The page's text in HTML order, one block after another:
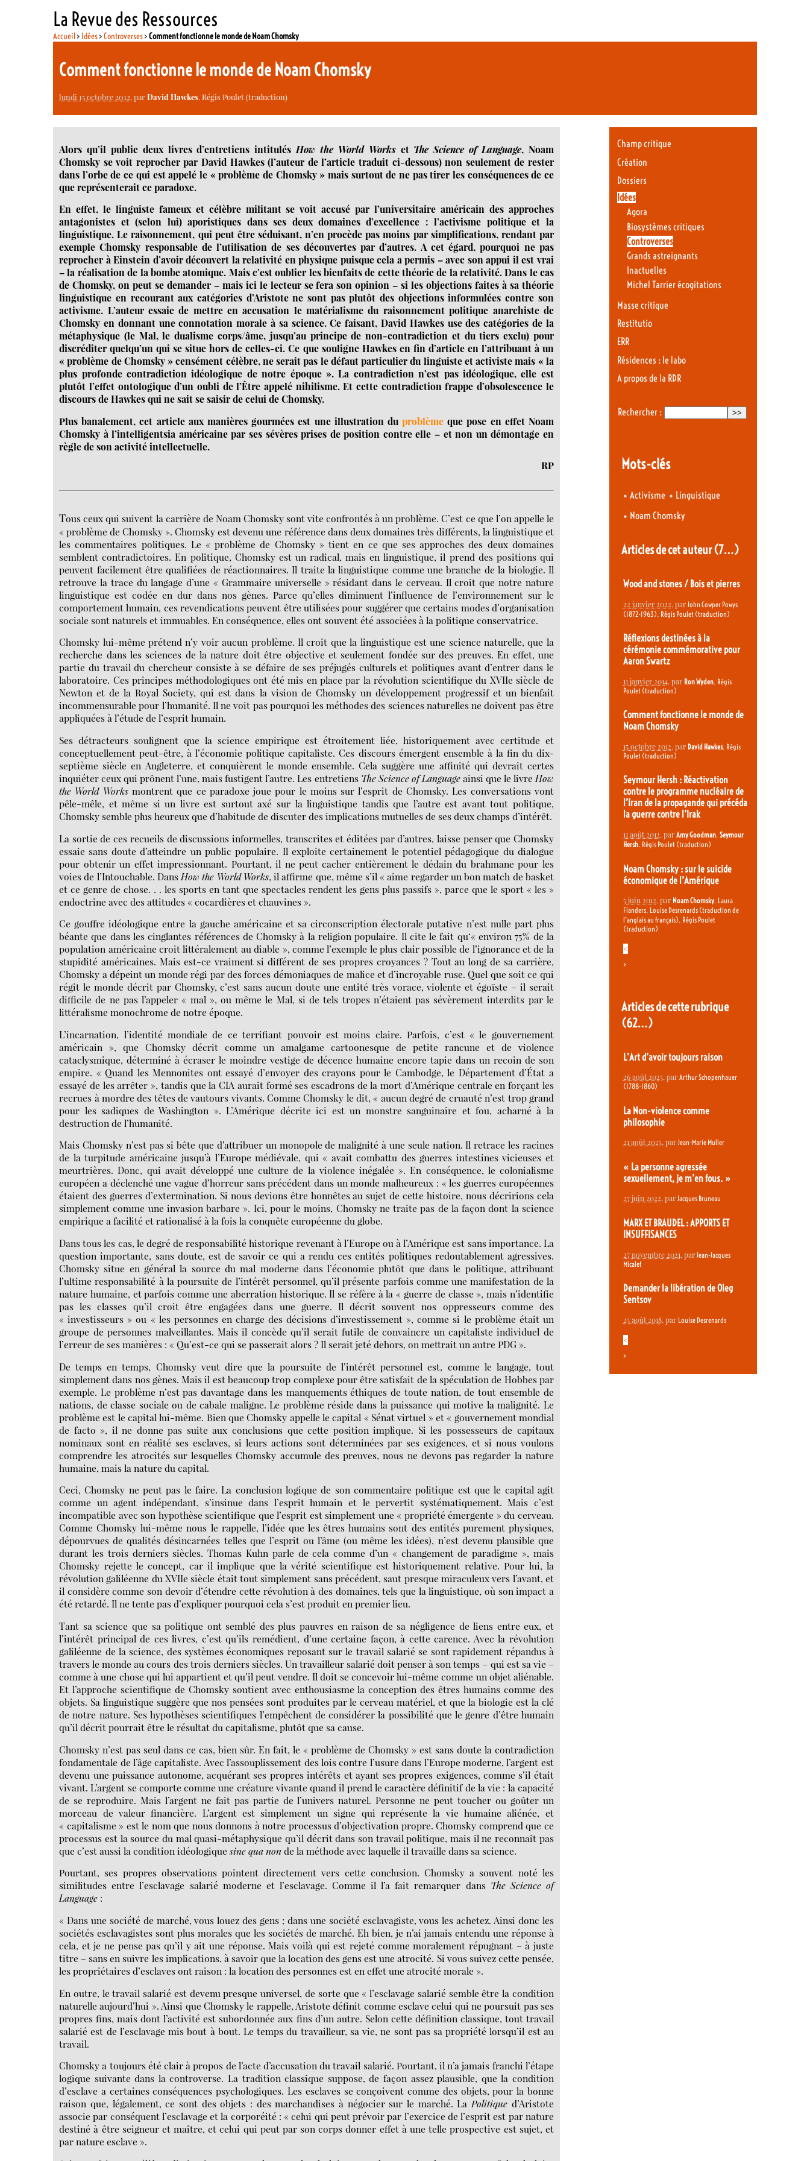
La Revue des Ressources
Accueil> Idées>Controverses>Comment fonctionne le monde de Noam Chomsky
Comment fonctionne le monde de Noam Chomsky
lundi 15 octobre 2012, parDavid Hawkes,Régis Poulet (traduction)
Alors qu’il publie deux livres d’entretiens intitulés How the World Workset The Science of Language, Noam
Chomsky se voit reprocher par David Hawkes (l’auteur de l’article traduit ci-dessous) non seulement de rester
dans l’orbe de ce qui est appelé le « problème de Chomsky » mais surtout de ne pas tirer les conséquences de ce
que représenterait ce paradoxe.
En effet, le linguiste fameux et célèbre militant se voit accusé par l’universitaire américain des approches
antagonistes et (selon lui) aporistiques dans ses deux domaines d’excellence : l’activisme politique et la
linguistique. Le raisonnement, qui peut être séduisant, n’en procède pas moins par simplifications, rendant par
exemple Chomsky responsable de l’utilisation de ses découvertes par d’autres. A cet égard, pourquoi ne pas
reprocher à Einstein d’avoir découvert la relativité en physique puisque cela a permis – avec son appui il est vrai
– la réalisation de la bombe atomique. Mais c’est oublier les bienfaits de cette théorie de la relativité. Dans le cas
de Chomsky, on peut se demander – mais ici le lecteur se fera son opinion – si les objections faites à sa théorie
linguistique en recourant aux catégories d’Aristote ne sont pas plutôt des objections informulées contre son
activisme. L’auteur essaie de mettre en accusation le matérialisme du raisonnement politique anarchiste de
Chomsky en donnant une connotation morale à sa science. Ce faisant, David Hawkes use des catégories de la
métaphysique (le Mal, le dualisme corps/âme, jusqu’au principe de non-contradiction et du tiers exclu) pour
discréditer quelqu’un qui se situe hors de celles-ci. Ce que souligne Hawkes en fin d’article en l’attribuant à un
« problème de Chomsky » censément célèbre, ne serait pas le défaut particulier du linguiste et activiste mais « la
plus profonde contradiction idéologique de notre époque ». La contradiction n’est pas idéologique, elle est
plutôt l’effet ontologique d’un oubli de l’Être appelé nihilisme. Et cette contradiction frappe d’obsolescence le
discours de Hawkes qui ne sait se saisir de celui de Chomsky.
Plus banalement, cet article aux manières gourmées est une illustration duproblème que pose en effet Noam
Chomsky à l’intelligentsia américaine par ses sévères prises de position contre elle – et non un démontage en
règle de son activité intellectuelle.
RP
Tous ceux qui suivent la carrière de Noam Chomsky sont vite confrontés à un problème. C’est ce que l’on appelle le
« problème de Chomsky ». Chomsky est devenu une référence dans deux domaines très différents, la linguistique et
les commentaires politiques. Le « problème de Chomsky » tient en ce que ses approches des deux domaines
semblent contradictoires. En politique, Chomsky est un radical, mais en linguistique, il prend des positions qui
peuvent facilement être qualifiées de réactionnaires. Il traite la linguistique comme une branche de la biologie. Il
retrouve la trace du langage d’une « Grammaire universelle » résidant dans le cerveau. Il croit que notre nature
linguistique est codée en dur dans nos gènes. Parce qu’elles diminuent l’influence de l’environnement sur le
comportement humain, ces revendications peuvent être utilisées pour suggérer que certains modes d’organisation
sociale sont naturels et immuables. En conséquence, elles ont souvent été associées à la politique conservatrice.
Chomsky lui-même prétend n’y voir aucun problème. Il croit que la linguistique est une science naturelle, que la
recherche dans les sciences de la nature doit être objective et seulement fondée sur des preuves. En effet, une
partie du travail du chercheur consiste à se défaire de ses préjugés culturels et politiques avant d’entrer dans le
laboratoire. Ces principes méthodologiques ont été mis en place par la révolution scientifique du XVIIe siècle de
Newton et de la Royal Society, qui est dans la vision de Chomsky un développement progressif et un bienfait
incommensurable pour l’humanité. Il ne voit pas pourquoi les méthodes des sciences naturelles ne doivent pas être
appliquées à l’étude de l’esprit humain.
Ses détracteurs soulignent que la science empirique est étroitement liée, historiquement avec certitude et
conceptuellement peut-être, à l’économie politique capitaliste. Ces discours émergent ensemble à la fin du dix-
septième siècle en Angleterre, et conquièrent le monde ensemble. Cela suggère une affinité qui devrait certes
inquiéter ceux qui prônent l’une, mais fustigent l’autre. Les entretiens The Science of Languageainsi que le livre How
the World Worksmontrent que ce paradoxe joue pour le moins sur l’esprit de Chomsky. Les conversations vont
pêle-mêle, et même si un livre est surtout axé sur la linguistique tandis que l’autre est avant tout politique,
Chomsky semble plus heureux que d’habitude de discuter des implications mutuelles de ses deux champs d’intérêt.
La sortie de ces recueils de discussions informelles, transcrites et éditées par d’autres, laisse penser que Chomsky
essaie sans doute d’atteindre un public populaire. Il exploite certainement le potentiel pédagogique du dialogue
pour obtenir un effet impressionnant. Pourtant, il ne peut cacher entièrement le dédain du brahmane pour les
voies de l’Intouchable. Dans How the World Works, il affirme que, même s’il « aime regarder un bon match de basket
et ce genre de chose. . . les sports en tant que spectacles rendent les gens plus passifs », parce que le sport « les »
endoctrine avec des attitudes « cocardières et chauvines ».
Ce gouffre idéologique entre la gauche américaine et sa circonscription électorale putative n’est nulle part plus
béante que dans les cinglantes références de Chomsky à la religion populaire. Il cite le fait qu‘« environ 75% de la
population américaine croit littéralement au diable », comme l’exemple le plus clair possible de l’ignorance et de la
stupidité américaines. Mais est-ce vraiment si différent de ses propres croyances ? Tout au long de sa carrière,
Chomsky a dépeint un monde régi par des forces démoniaques de malice et d’incroyable ruse. Quel que soit ce qui
régit le monde décrit par Chomsky, c’est sans aucun doute une entité très vorace, violente et égoïste – il serait
difficile de ne pas l’appeler « mal », ou même le Mal, si de tels tropes n’étaient pas sévèrement interdits par le
littéralisme monochrome de notre époque.
L’incarnation, l’identité mondiale de ce terrifiant pouvoir est moins claire. Parfois, c’est « le gouvernement
américain », que Chomsky décrit comme un amalgame cartoonesque de petite rancune et de violence
cataclysmique, déterminé à écraser le moindre vestige de décence humaine encore tapie dans un recoin de son
empire. « Quand les Mennonites ont essayé d’envoyer des crayons pour le Cambodge, le Département d’État a
essayé de les arrêter », tandis que la CIA aurait formé ses escadrons de la mort d’Amérique centrale en forçant les
recrues à mordre des têtes de vautours vivants. Comme Chomsky le dit, « aucun degré de cruauté n’est trop grand
pour les sadiques de Washington ». L’Amérique décrite ici est un monstre sanguinaire et fou, acharné à la
destruction de l’humanité.
Mais Chomsky n’est pas si bête que d’attribuer un monopole de malignité à une seule nation. Il retrace les racines
de la turpitude américaine jusqu’à l’Europe médiévale, qui « avait combattu des guerres intestines vicieuses et
meurtrières. Donc, qui avait développé une culture de la violence inégalée ». En conséquence, le colonialisme
européen a déclenché une vague d’horreur sans précédent dans un monde malheureux : « les guerres européennes
étaient des guerres d’extermination. Si nous devions être honnêtes au sujet de cette histoire, nous décririons cela
simplement comme une invasion barbare ». Ici, pour le moins, Chomsky ne traite pas de la façon dont la science
empirique a facilité et rationalisé à la fois la conquête européenne du globe.
Dans tous les cas, le degré de responsabilité historique revenant à l’Europe ou à l’Amérique est sans importance. La
question importante, sans doute, est de savoir ce qui a rendu ces entités politiques redoutablement agressives.
Chomsky situe en général la source du mal moderne dans l’économie plutôt que dans le politique, attribuant
l’ultime responsabilité à la poursuite de l’intérêt personnel, qu’il présente parfois comme une manifestation de la
nature humaine, et parfois comme une aberration historique. Il se réfère à la « guerre de classe », mais n’identifie
pas les classes qu’il croit être engagées dans une guerre. Il décrit souvent nos oppresseurs comme des
« investisseurs » ou « les personnes en charge des décisions d’investissement », comme si le problème était un
groupe de personnes malveillantes. Mais il concède qu’il serait futile de convaincre un capitaliste individuel de
l’erreur de ses manières : « Qu’est-ce qui se passerait alors ? Il serait jeté dehors, on mettrait un autre PDG ».
De temps en temps, Chomsky veut dire que la poursuite de l’intérêt personnel est, comme le langage, tout
simplement dans nos gènes. Mais il est beaucoup trop complexe pour être satisfait de la spéculation de Hobbes par
exemple. Le problème n’est pas davantage dans les manquements éthiques de toute nation, de tout ensemble de
nations, de classe sociale ou de cabale maligne. Le problème réside dans la puissance qui motive la malignité. Le
problème est le capital lui-même. Bien que Chomsky appelle le capital « Sénat virtuel » et « gouvernement mondial
de facto », il ne donne pas suite aux conclusions que cette position implique. Si les possesseurs de capitaux
nominaux sont en réalité ses esclaves, si leurs actions sont déterminées par ses exigences, et si nous voulons
comprendre les atrocités sur lesquelles Chomsky accumule des preuves, nous ne devons pas regarder la nature
humaine, mais la nature du capital.
Ceci, Chomsky ne peut pas le faire. La conclusion logique de son commentaire politique est que le capital agit
comme un agent indépendant, s’insinue dans l’esprit humain et le pervertit systématiquement. Mais c’est
incompatible avec son hypothèse scientifique que l’esprit est simplement une « propriété émergente » du cerveau.
Comme Chomsky lui-même nous le rappelle, l’idée que les êtres humains sont des entités purement physiques,
dépourvues de qualités désincarnées telles que l’esprit ou l’âme (ou même les idées), n’est devenu plausible que
durant les trois derniers siècles. Thomas Kuhn parle de cela comme d’un « changement de paradigme », mais
Chomsky rejette le concept, car il implique que la vérité scientifique est historiquement relative. Pour lui, la
révolution galiléenne du XVIIe siècle était tout simplement sans précédent, saut presque miraculeux vers l’avant, et
il considère comme son devoir d’étendre cette révolution à des domaines, tels que la linguistique, où son impact a
été retardé. Il ne tente pas d’expliquer pourquoi cela s’est produit en premier lieu.
Tant sa science que sa politique ont semblé des plus pauvres en raison de sa négligence de liens entre eux, et
l’intérêt principal de ces livres, c’est qu’ils remédient, d’une certaine façon, à cette carence. Avec la révolution
galiléenne de la science, des systèmes économiques reposant sur le travail salarié se sont rapidement répandus à
travers le monde au cours des trois derniers siècles. Un travailleur salarié doit penser à son temps – qui est sa vie –
comme à une chose qui lui appartient et qu’il peut vendre. Il doit se concevoir lui-même comme un objet aliénable.
Et l’approche scientifique de Chomsky soutient avec enthousiasme la conception des êtres humains comme des
objets. Sa linguistique suggère que nos pensées sont produites par le cerveau matériel, et que la biologie est la clé
de notre nature. Ses hypothèses scientifiques l’empêchent de considérer la possibilité que le genre d’être humain
qu’il décrit pourrait être le résultat du capitalisme, plutôt que sa cause.
Chomsky n’est pas seul dans ce cas, bien sûr. En fait, le « problème de Chomsky » est sans doute la contradiction
fondamentale de l’âge capitaliste. Avec l’assouplissement des lois contre l’usure dans l’Europe moderne, l’argent est
devenu une puissance autonome, acquérant ses propres intérêts et ayant ses propres exigences, comme s’il était
vivant. L’argent se comporte comme une créature vivante quand il prend le caractère définitif de la vie : la capacité
de se reproduire. Mais l’argent ne fait pas partie de l’univers naturel. Personne ne peut toucher ou goûter un
morceau de valeur financière. L’argent est simplement un signe qui représente la vie humaine aliénée, et
« capitalisme » est le nom que nous donnons à notre processus d’objectivation propre. Chomsky comprend que ce
processus est la source du mal quasi-métaphysique qu’il décrit dans son travail politique, mais il ne reconnaît pas
que c’est aussi la condition idéologiquesine qua non de la méthode avec laquelle il travaille dans sa science.
Pourtant, ses propres observations pointent directement vers cette conclusion. Chomsky a souvent noté les
similitudes entre l’esclavage salarié moderne et l’esclavage. Comme il l’a fait remarquer dans The Science of
Language :
« Dans une société de marché, vous louez des gens ; dans une société esclavagiste, vous les achetez. Ainsi donc les
sociétés esclavagistes sont plus morales que les sociétés de marché. Eh bien, je n’ai jamais entendu une réponse à
cela, et je ne pense pas qu’il y ait une réponse. Mais voilà qui est rejeté comme moralement répugnant – à juste
titre – sans en suivre les implications, à savoir que la location des gens est une atrocité. Si vous suivez cette pensée,
les propriétaires d’esclaves ont raison : la location des personnes est en effet une atrocité morale ».
En outre, le travail salarié est devenu presque universel, de sorte que « l’esclavage salarié semble être la condition
naturelle aujourd’hui ». Ainsi que Chomsky le rappelle, Aristote définit comme esclave celui qui ne poursuit pas ses
propres fins, mais dont l’activité est subordonnée aux fins d’un autre. Selon cette définition classique, tout travail
salarié est de l’esclavage mis bout à bout. Le temps du travailleur, sa vie, ne sont pas sa propriété lorsqu’il est au
travail.
Chomsky a toujours été clair à propos de l’acte d’accusation du travail salarié. Pourtant, il n’a jamais franchi l’étape
logique suivante dans la controverse. La tradition classique suppose, de façon assez plausible, que la condition
d’esclave a certaines conséquences psychologiques. Les esclaves se conçoivent comme des objets, pour la bonne
raison que, légalement, ce sont des objets : des marchandises à négocier sur le marché. La Politique d’Aristote
associe par conséquent l’esclavage et la corporéité : « celui qui peut prévoir par l’exercice de l’esprit est par nature
destiné à être seigneur et maître, et celui qui peut par son corps donner effet à une telle prospective est sujet, et
par nature esclave ».
Champ critique
Création
Dossiers
Idées
Agora
Biosystèmes critiques
Controverses
Grands astreignants
Inactuelles
Michel Tarrier écogitations
Masse critique
Restitutio
ERR
Résidences : le labo
A propos de la RDR
Rechercher :
Mots-clés
• Activisme • Linguistique
• Noam Chomsky
Articles de cet auteur(7…)
Wood and stones / Bois et pierres
22 janvier 2022, par John Cowper Powys
(1872-1963), Régis Poulet (traduction)
Réflexions destinées à la
cérémonie commémorative pour
Aaron Swartz
11 janvier 2014, par Ron Wyden, Régis
Poulet (traduction)
Comment fonctionne le monde de
Noam Chomsky
15 octobre 2012, par David Hawkes, Régis
Poulet (traduction)
Seymour Hersh : Réactivation
contre le programme nucléaire de
l’Iran de la propagande qui précéda
la guerre contre l’Irak
11 août 2012, par Amy Goodman, Seymour
Hersh, Régis Poulet (traduction)
Noam Chomsky : sur le suicide
économique de l’Amérique
5 juin 2012, par Noam Chomsky, Laura
Flanders, Louise Desrenards (traduction de
l’anglais au français), Régis Poulet
(traduction)
<
>
Articles de cette rubrique
(62…)
L’Art d’avoir toujours raison
26 août 2025, par Arthur Schopenhauer
(1788-1860)
La Non-violence comme
philosophie
21 août 2025, par Jean-Marie Muller
« La personne agressée
sexuellement, je m’en fous. »
27 juin 2022, par Jacques Bruneau
MARX ET BRAUDEL : APPORTS ET
INSUFFISANCES
27 novembre 2021, par Jean-Jacques
Micalef
Demander la libération de Oleg
Sentsov
25 août 2018, par Louise Desrenards
<
>